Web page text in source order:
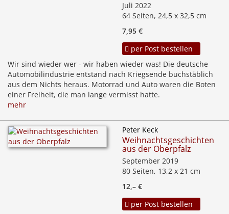
Juli 2022
64 Seiten, 24,5 x 32,5 cm
7,95 €
per Post bestellen
Wir sind wieder wer - wir haben wieder was! Die deutsche
Automobilindustrie entstand nach Kriegsende buchstäblich
aus dem Nichts heraus. Motorrad und Auto waren die Boten
einer Freiheit, die man lange vermisst hatte.
mehr
Peter Keck
Weihnachtsgeschichten
aus der Oberpfalz
September 2019
80 Seiten, 13,2 x 21 cm
12,– €
per Post bestellen